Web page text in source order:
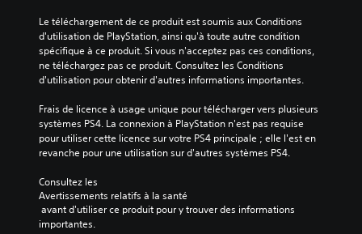
Le téléchargement de ce produit est soumis aux Conditions
d'utilisation de PlayStation, ainsi qu'à toute autre condition
spécifique à ce produit. Si vous n'acceptez pas ces conditions,
ne téléchargez pas ce produit. Consultez les Conditions
d'utilisation pour obtenir d'autres informations importantes.
Frais de licence à usage unique pour télécharger vers plusieurs
systèmes PS4. La connexion à PlayStation n'est pas requise
pour utiliser cette licence sur votre PS4 principale ; elle l'est en
revanche pour une utilisation sur d'autres systèmes PS4.
Consultez les
Avertissements relatifs à la santé
importantes.